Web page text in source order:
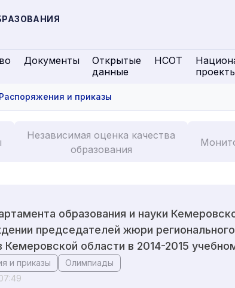
Документы
Открытые
данные
НСОТ
Распоряжения и приказы
Независимая оценка качества
образования
образования и науки
председателей жюри
Кемеровской области в 2014-2015
и приказы
Олимпиады